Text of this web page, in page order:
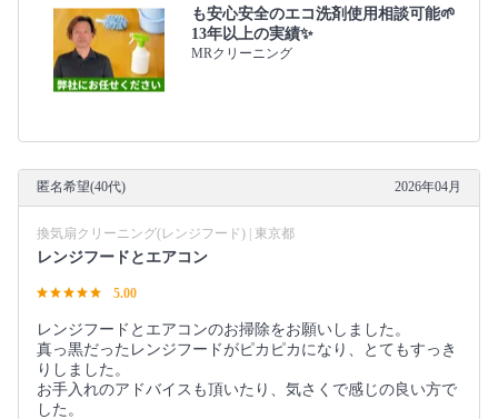
も安心安全のエコ洗剤使用相談可能🌱
13年以上の実績✨
MRクリーニング
匿名希望(40代) 2026年04月
換気扇クリーニング(レンジフード) | 東京都
レンジフードとエアコン
5.00
レンジフードとエアコンのお掃除をお願いしました。
真っ黒だったレンジフードがピカピカになり、とてもすっき
りしました。
お手入れのアドバイスも頂いたり、気さくで感じの良い方で
した。